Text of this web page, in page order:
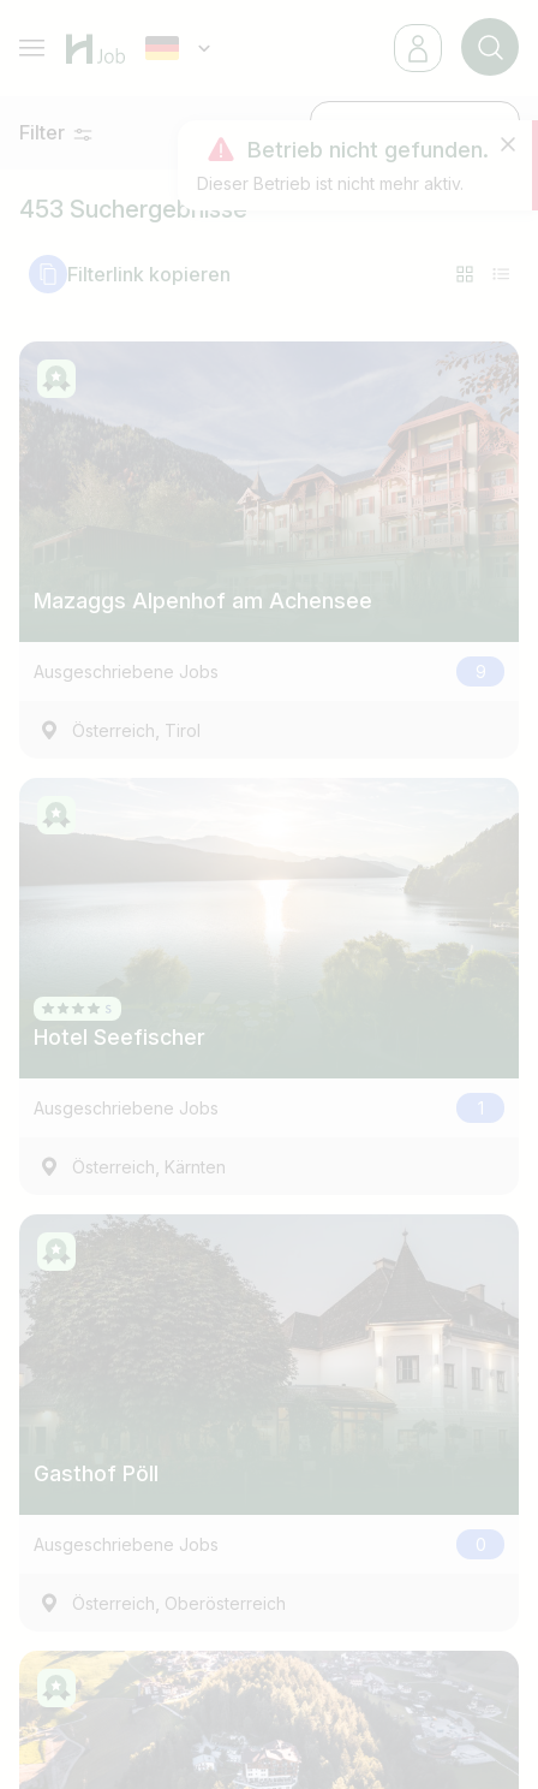
Betrieb nicht gefunden.
Dieser Betrieb ist nicht mehr aktiv.
Filter
453 Suchergebnisse
Filterlink kopieren
Mazaggs Alpenhof am Achensee
Ausgeschriebene Jobs 9
Österreich, Tirol
Hotel Seefischer
Ausgeschriebene Jobs 1
Österreich, Kärnten
Gasthof Pöll
Ausgeschriebene Jobs 0
Österreich, Oberösterreich